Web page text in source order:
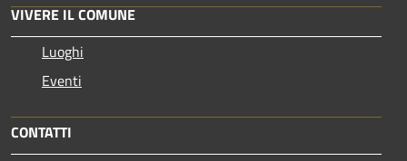
VIVERE IL COMUNE
Luoghi
Eventi
CONTATTI